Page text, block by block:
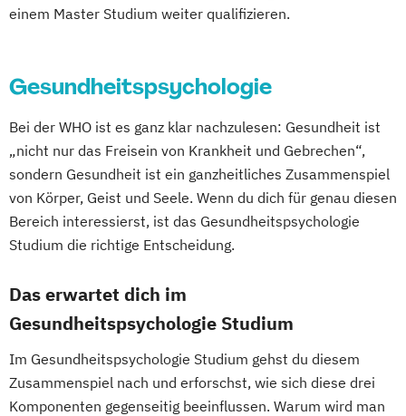
einem Master Studium weiter qualifizieren.
Gesundheitspsychologie
Bei der WHO ist es ganz klar nachzulesen: Gesundheit ist
„nicht nur das Freisein von Krankheit und Gebrechen“,
sondern Gesundheit ist ein ganzheitliches Zusammenspiel
von Körper, Geist und Seele. Wenn du dich für genau diesen
Bereich interessierst, ist das Gesundheitspsychologie
Studium die richtige Entscheidung.
Das erwartet dich im
Gesundheitspsychologie Studium
Im Gesundheitspsychologie Studium gehst du diesem
Zusammenspiel nach und erforschst, wie sich diese drei
Komponenten gegenseitig beeinflussen. Warum wird man